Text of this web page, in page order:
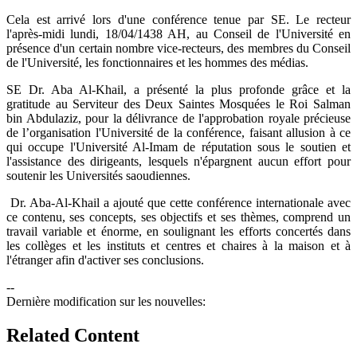
Cela est arrivé lors d'une conférence tenue par SE. Le recteur
l'après-midi lundi, 18/04/1438 AH, au Conseil de l'Université en
présence d'un certain nombre vice-recteurs, des membres du Conseil
de l'Université, les fonctionnaires et les hommes des médias.
SE Dr. Aba Al-Khail, a présenté la plus profonde grâce et la
gratitude au Serviteur des Deux Saintes Mosquées le Roi Salman
bin Abdulaziz, pour la délivrance de l'approbation royale précieuse
de l’organisation l'Université de la conférence, faisant allusion à ce
qui occupe l'Université Al-Imam de réputation sous le soutien et
l'assistance des dirigeants, lesquels n'épargnent aucun effort pour
soutenir les Universités saoudiennes.
Dr. Aba-Al-Khail a ajouté que cette conférence internationale avec
ce contenu, ses concepts, ses objectifs et ses thèmes, comprend un
travail variable et énorme, en soulignant les efforts concertés dans
les collèges et les instituts et centres et chaires à la maison et à
l'étranger afin d'activer ses conclusions.
--
Dernière modification sur les nouvelles:
Related Content